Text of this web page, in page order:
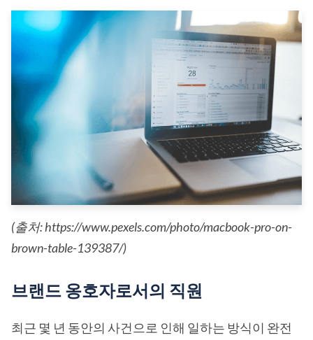
(출처: https://www.pexels.com/photo/macbook-pro-on-
brown-table-139387/)
브랜드 옹호자로서의 직원
최근 몇 년 동안의 사건으로 인해 일하는 방식이 완전